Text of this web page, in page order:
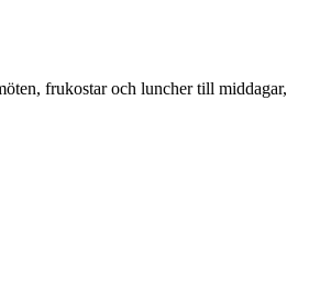
frukostar och luncher till middagar,